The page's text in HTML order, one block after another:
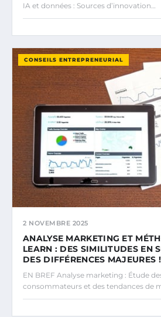
IA et données : Sources d’innovation…
CONSEILS ENTREPRENEURIAL
2 NOVEMBRE 2025
ANALYSE MARKETING ET
LEARN : DES SIMILITUDES EN
DES DIFFÉRENCES MAJEURES !
EN BREF Analyse marketing : Étude
consommateurs et des tendances de